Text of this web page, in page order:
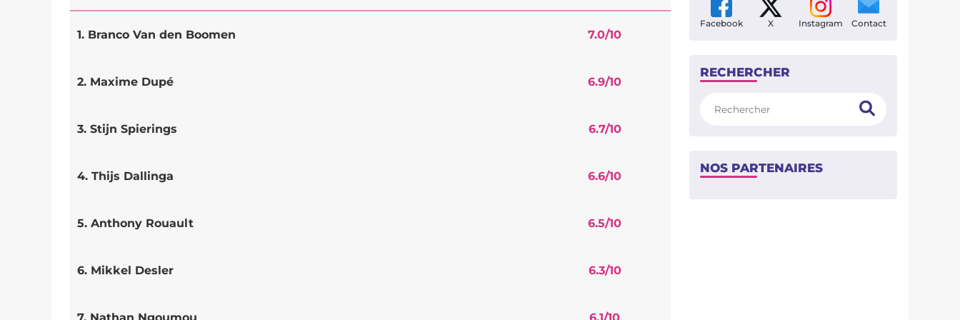
1. Branco Van den Boomen 7.0/10
2. Maxime Dupé 6.9/10
3. Stijn Spierings 6.7/10
4. Thijs Dallinga 6.6/10
5. Anthony Rouault 6.5/10
6. Mikkel Desler 6.3/10
Facebook X Instagram Contact
RECHERCHER
NOS PARTENAIRES